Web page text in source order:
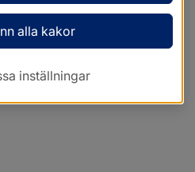
alla kakor
inställningar